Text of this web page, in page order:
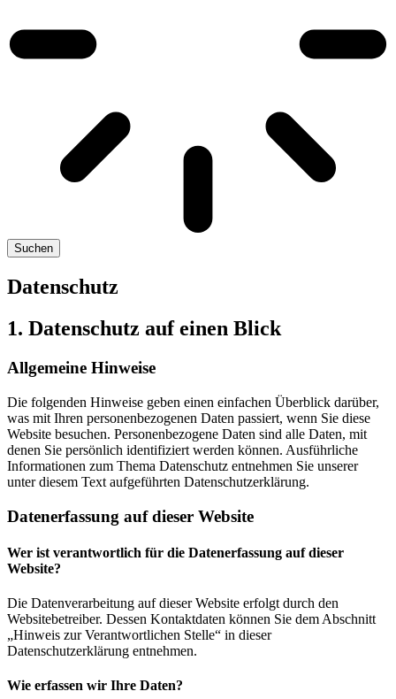
Suchen
Datenschutz
1. Datenschutz auf einen Blick
Allgemeine Hinweise
Die folgenden Hinweise geben einen einfachen Überblick darüber,
was mit Ihren personenbezogenen Daten passiert, wenn Sie diese
Website besuchen. Personenbezogene Daten sind alle Daten, mit
denen Sie persönlich identifiziert werden können. Ausführliche
Informationen zum Thema Datenschutz entnehmen Sie unserer
unter diesem Text aufgeführten Datenschutzerklärung.
Datenerfassung auf dieser Website
Wer ist verantwortlich für die Datenerfassung auf dieser
Website?
Die Datenverarbeitung auf dieser Website erfolgt durch den
Websitebetreiber. Dessen Kontaktdaten können Sie dem Abschnitt
„Hinweis zur Verantwortlichen Stelle“ in dieser
Datenschutzerklärung entnehmen.
Wie erfassen wir Ihre Daten?